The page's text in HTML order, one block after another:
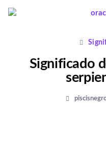
Significado